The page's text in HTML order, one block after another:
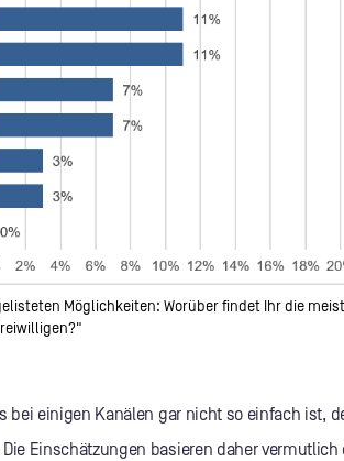
Möglichkeiten: Worüber findet Ihr die
bei einigen Kanälen gar nicht so einfach ist,
Einschätzungen basieren daher vermutlich